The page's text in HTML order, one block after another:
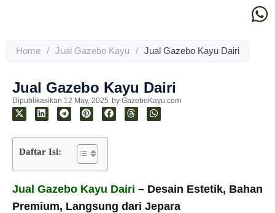
Home / Jual Gazebo Kayu / Jual Gazebo Kayu Dairi
Jual Gazebo Kayu Dairi
Dipublikasikan 12 May, 2025 by GazeboKayu.com
Daftar Isi:
Jual Gazebo Kayu Dairi – Desain Estetik, Bahan
Premium, Langsung dari Jepara